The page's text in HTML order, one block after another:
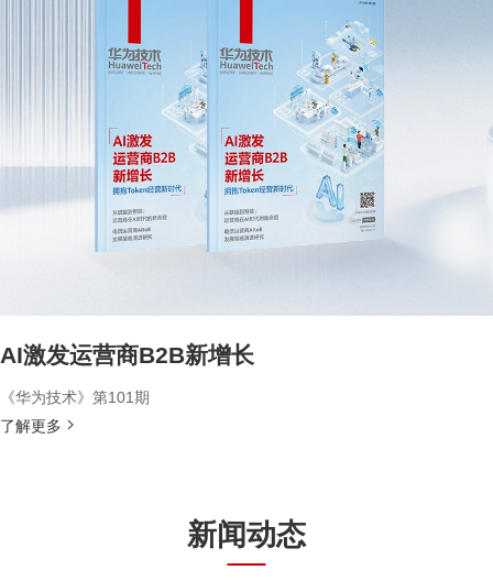
AI激发运营商B2B新增长
《华为技术》第101期
了解更多
新闻动态